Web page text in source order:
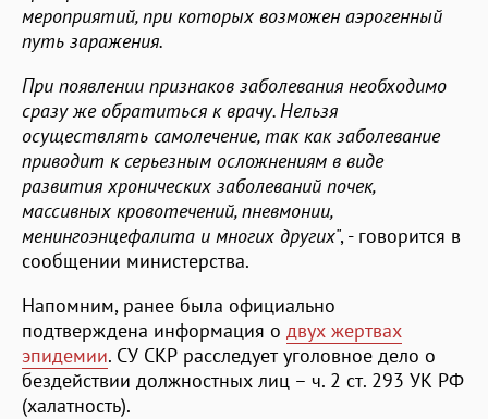
мероприятий, при которых возможен аэрогенный
путь заражения.
При появлении признаков заболевания необходимо
сразу же обратиться к врачу. Нельзя
осуществлять самолечение, так как заболевание
приводит к серьезным осложнениям в виде
развития хронических заболеваний почек,
массивных кровотечений, пневмонии,
менингоэнцефалита и многих других", - говорится в
сообщении министерства.
Напомним, ранее была официально
подтверждена информация о двух жертвах
эпидемии. СУ СКР расследует уголовное дело о
бездействии должностных лиц – ч. 2 ст. 293 УК РФ
(халатность).